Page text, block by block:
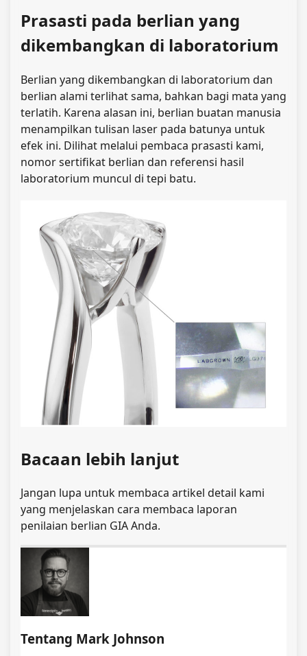
Prasasti pada berlian yang
dikembangkan di laboratorium
Berlian yang dikembangkan di laboratorium dan
berlian alami terlihat sama, bahkan bagi mata yang
terlatih. Karena alasan ini, berlian buatan manusia
menampilkan tulisan laser pada batunya untuk
efek ini. Dilihat melalui pembaca prasasti kami,
nomor sertifikat berlian dan referensi hasil
laboratorium muncul di tepi batu.
Bacaan lebih lanjut
Jangan lupa untuk membaca artikel detail kami
yang menjelaskan cara membaca laporan
penilaian berlian GIA Anda.
Tentang Mark Johnson